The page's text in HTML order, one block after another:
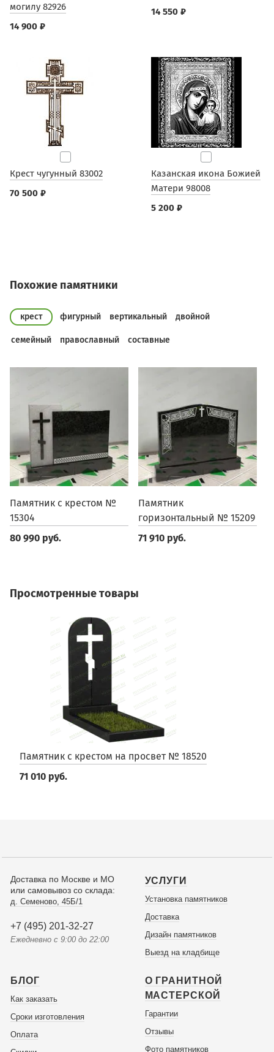
могилу 82926
14 900 ₽
14 550 ₽
Крест чугунный 83002
70 500 ₽
Казанская икона Божией
Матери 98008
5 200 ₽
Похожие памятники
крест фигурный вертикальный двойной
семейный православный составные
Памятник с крестом №
15304
80 990 руб.
Памятник
горизонтальный № 15209
71 910 руб.
Просмотренные товары
Памятник с крестом на просвет № 18520
71 010 руб.
Доставка по Москве и МО
или самовывоз со склада:
д. Семеново, 45Б/1
+7 (495) 201-32-27
Ежедневно с 9:00 до 22:00
УСЛУГИ
Установка памятников
Доставка
Дизайн памятников
Выезд на кладбище
БЛОГ
Как заказать
Сроки изготовления
Оплата
О ГРАНИТНОЙ
МАСТЕРСКОЙ
Гарантии
Отзывы
Фото памятников